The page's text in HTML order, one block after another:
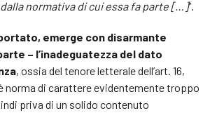
normativa di cui essa fa parte […]”.
emerge con disarmante
– l’inadeguatezza del dato
, ossia del tenore letterale dell’art. 16,
è norma di carattere evidentemente troppo
priva di un solido contenuto